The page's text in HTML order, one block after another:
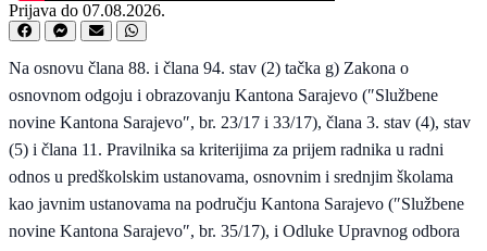
Prijava do 07.08.2026.
Na osnovu člana 88. i člana 94. stav (2) tačka g) Zakona o
osnovnom odgoju i obrazovanju Kantona Sarajevo (″Službene
novine Kantona Sarajevo″, br. 23/17 i 33/17), člana 3. stav (4), stav
(5) i člana 11. Pravilnika sa kriterijima za prijem radnika u radni
odnos u predškolskim ustanovama, osnovnim i srednjim školama
kao javnim ustanovama na području Kantona Sarajevo (″Službene
novine Kantona Sarajevo″, br. 35/17), i Odluke Upravnog odbora